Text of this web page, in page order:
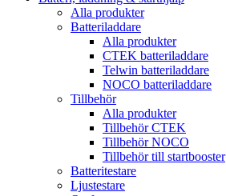
Alla produkter
Batteriladdare
Alla produkter
CTEK batteriladdare
Telwin batteriladdare
NOCO batteriladdare
Tillbehör
Alla produkter
Tillbehör CTEK
Tillbehör NOCO
Tillbehör till startbooster
Batteritestare
Ljustestare